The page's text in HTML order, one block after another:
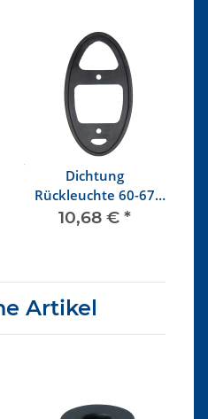
Dichtung
Rückleuchte 60-67
(Zweikammerleuchte)
10,68 € *
Artikel